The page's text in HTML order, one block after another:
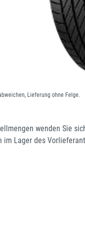
Lieferung ohne Felge.
wenden Sie
im Lager des